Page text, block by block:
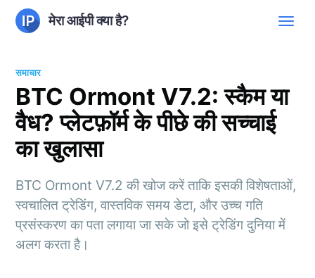
मेरा आईपी क्या है?
समाचार
BTC Ormont V7.2: स्कैम या
वैध? प्लेटफ़ॉर्म के पीछे की सच्चाई
का खुलासा
BTC Ormont V7.2 की खोज करें ताकि इसकी विशेषताओं,
स्वचालित ट्रेडिंग, वास्तविक समय डेटा, और उच्च गति
प्रसंस्करण का पता लगाया जा सके जो इसे ट्रेडिंग दुनिया में
अलग करता है।